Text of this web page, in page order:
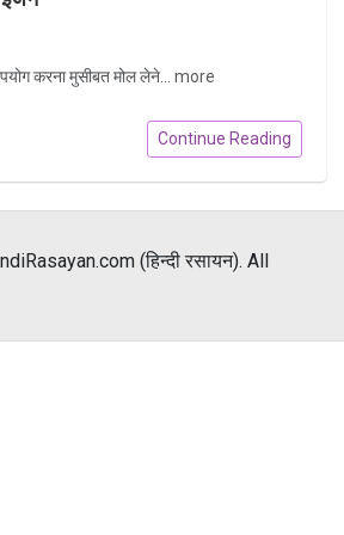
करना मुसीबत मोल लेने... more
Continue Reading
(हिन्दी रसायन). All